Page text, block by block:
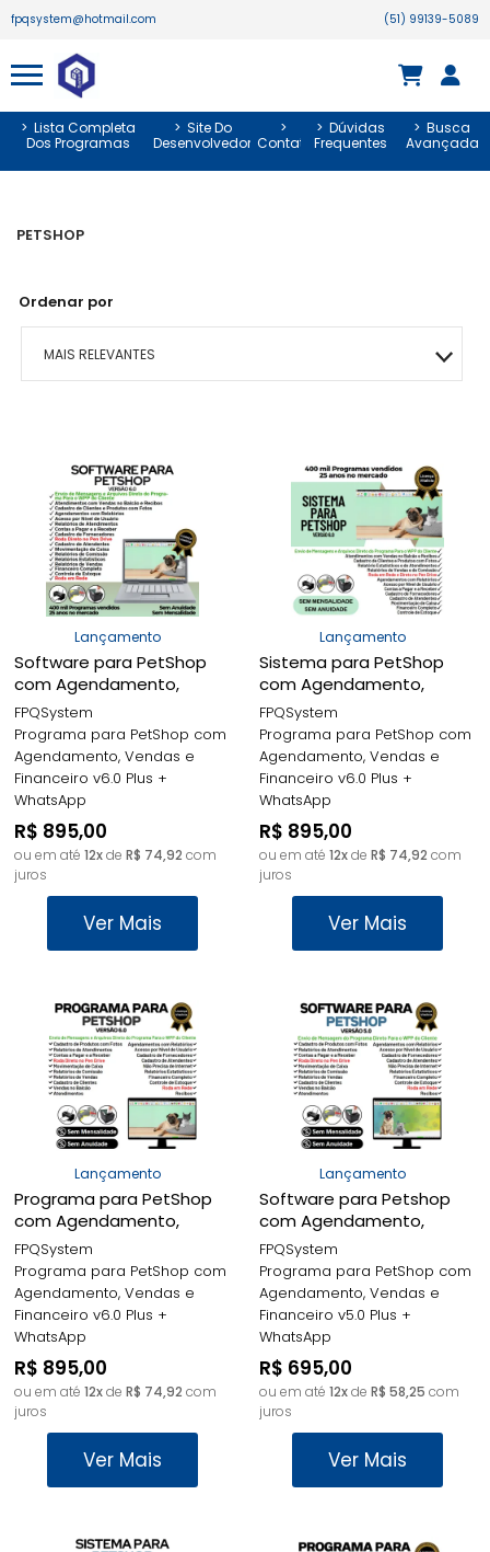
fpqsystem@hotmail.com (51) 99139-5089
> Lista Completa
Dos Programas
> Site Do
Desenvolvedor
>
Contato
> Dúvidas
Frequentes
> Busca
Avançada
PETSHOP
Ordenar por
MAIS RELEVANTES
MENOR PREÇO
MAIOR PREÇO
A - Z
Lançamento
Software para PetShop
com Agendamento,
Vendas e Financeiro v6.0
Plus + WhatsApp -
FPQsystem
FPQSystem
Programa para PetShop com
Agendamento, Vendas e
Financeiro v6.0 Plus +
WhatsApp
R$ 895,00
ou em até 12xde R$ 74,92 com
juros
Ver Mais
Lançamento
Sistema para PetShop
com Agendamento,
Vendas e Financeiro v6.0
Plus + WhatsApp -
FPQsystem
FPQSystem
Programa para PetShop com
Agendamento, Vendas e
Financeiro v6.0 Plus +
WhatsApp
R$ 895,00
ou em até 12xde R$ 74,92 com
juros
Ver Mais
Lançamento
Programa para PetShop
com Agendamento,
Vendas e Financeiro v6.0
Plus + WhatsApp -
FPQsystem
FPQSystem
Programa para PetShop com
Agendamento, Vendas e
Financeiro v6.0 Plus +
WhatsApp
R$ 895,00
ou em até 12xde R$ 74,92 com
juros
Ver Mais
Lançamento
Software para Petshop
com Agendamento,
Vendas e Financeiro v5.0
Plus + WhatsApp -
FPQsystem
FPQSystem
Programa para PetShop com
Agendamento, Vendas e
Financeiro v5.0 Plus +
WhatsApp
R$ 695,00
ou em até 12xde R$ 58,25 com
juros
Ver Mais